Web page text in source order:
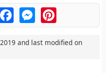
FacebookMessengerPinterest
and last modified on